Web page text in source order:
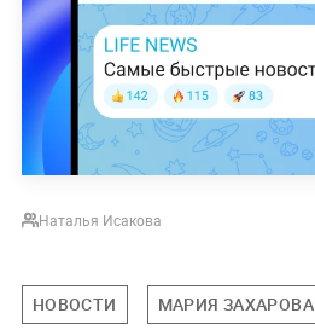
Наталья Исакова
НОВОСТИ МАРИЯ ЗАХАРОВА